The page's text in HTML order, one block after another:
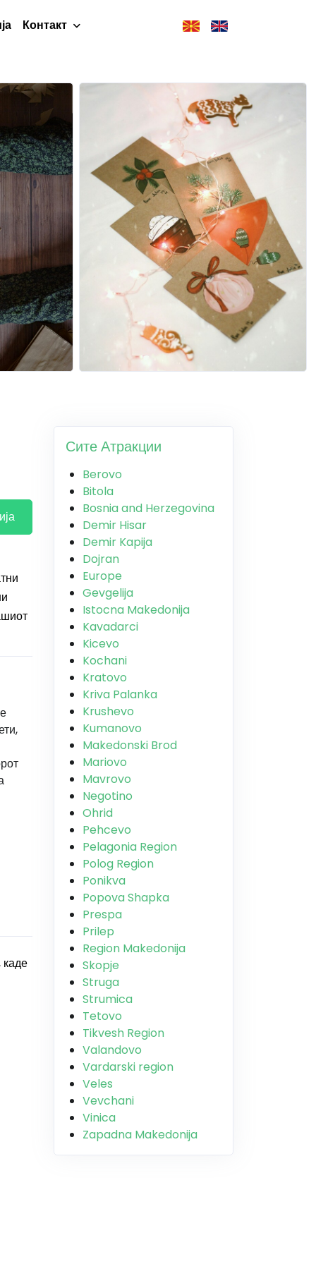
Контакт
каде
Сите Атракции
Berovo
Bitola
Bosnia and Herzegovina
Demir Hisar
Demir Kapija
Dojran
Europe
Gevgelija
Istocna Makedonija
Kavadarci
Kicevo
Kochani
Kratovo
Kriva Palanka
Krushevo
Kumanovo
Makedonski Brod
Mariovo
Mavrovo
Negotino
Ohrid
Pehcevo
Pelagonia Region
Polog Region
Ponikva
Popova Shapka
Prespa
Prilep
Region Makedonija
Skopje
Struga
Strumica
Tetovo
Tikvesh Region
Valandovo
Vardarski region
Veles
Vevchani
Vinica
Zapadna Makedonija